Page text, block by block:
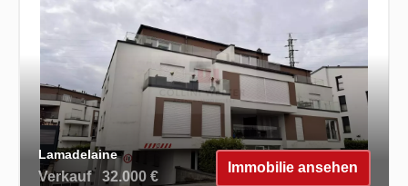
Lamadelaine
Verkauf 32.000 €
Immobilie ansehen